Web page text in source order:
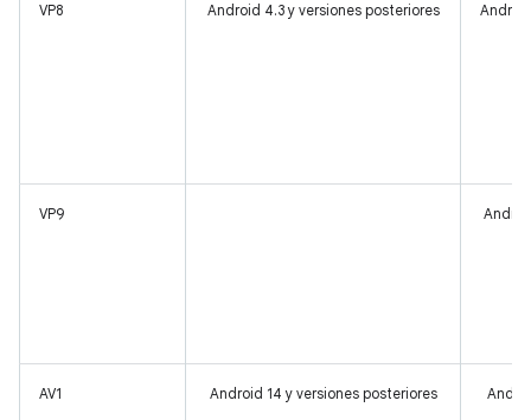
VP8 Android 4.3 y versiones posteriores
VP9
AV1 Android 14 y versiones posteriores